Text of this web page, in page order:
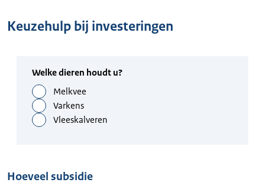
Keuzehulp bij investeringen
Hoeveel subsidie